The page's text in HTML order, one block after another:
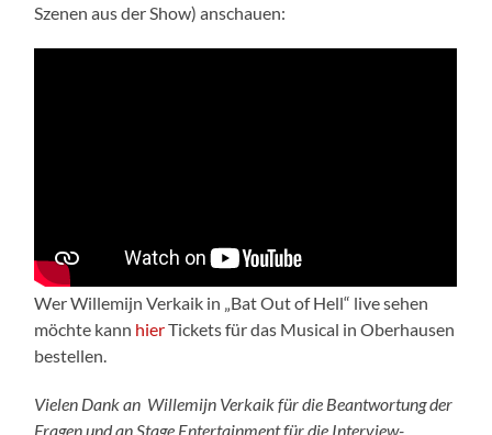
Szenen aus der Show) anschauen:
Wer Willemijn Verkaik in „Bat Out of Hell“ live sehen
möchte kann hierTickets für das Musical in Oberhausen
bestellen.
Vielen Dank an Willemijn Verkaik für die Beantwortung der
Fragen und an Stage Entertainment für die Interview-